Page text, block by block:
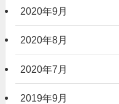
2020年9月
2020年8月
2020年7月
2019年9月